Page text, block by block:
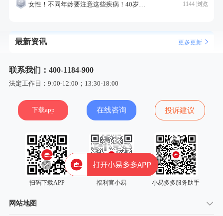
女性！不同年龄要注意这些疾病！40岁的这个疾病最需要注意！ 1144 浏览
最新资讯 更多更新
联系我们：400-1184-900
法定工作日：9:00-12:00；13:30-18:00
下载app 在线咨询 投诉建议
扫码下载APP 福利官小易 小易多多服务助手
网站地图